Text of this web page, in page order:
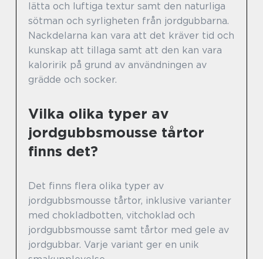
lätta och luftiga textur samt den naturliga
sötman och syrligheten från jordgubbarna.
Nackdelarna kan vara att det kräver tid och
kunskap att tillaga samt att den kan vara
kaloririk på grund av användningen av
grädde och socker.
Vilka olika typer av
jordgubbsmousse tårtor
finns det?
Det finns flera olika typer av
jordgubbsmousse tårtor, inklusive varianter
med chokladbotten, vitchoklad och
jordgubbsmousse samt tårtor med gele av
jordgubbar. Varje variant ger en unik